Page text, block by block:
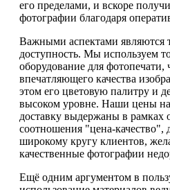
его пределами, и вскоре
фотографии благодаря
Важными аспектами являются
доступность. Мы используем
оборудование для фотопечати,
впечатляющего качества
этом его цветовую палитру и
высоком уровне. Наши цены
доставку выдержаны в рамках
соотношения "цена-качество",
широкому кругу клиентов,
качественные фотографии
Ещё одним аргументом в